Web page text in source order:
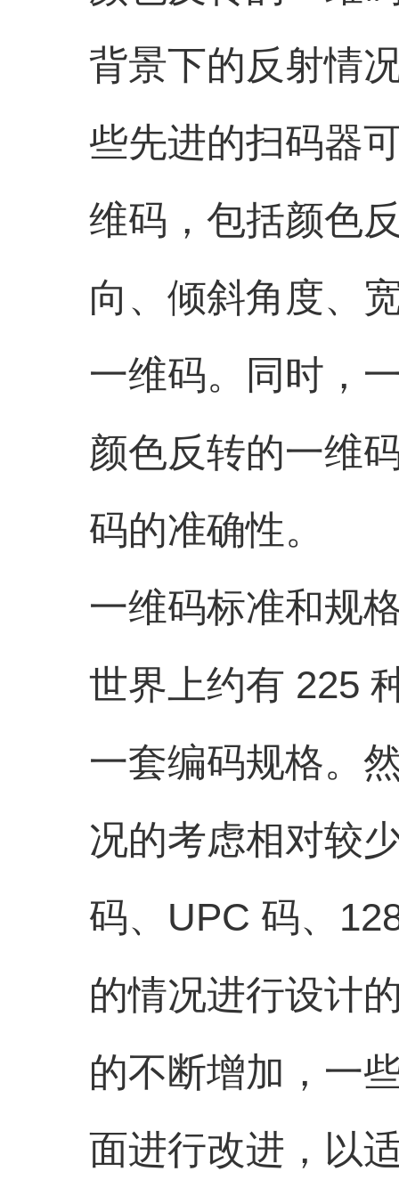
背景下的反射情
些先进的扫码器
维码，包括颜色
向、倾斜角度、
一维码。同时，
颜色反转的一维
码的准确性。
一维码标准和规
世界上约有 225
一套编码规格。
况的考虑相对较
码、UPC 码、
的情况进行设计
的不断增加，一
面进行改进，以